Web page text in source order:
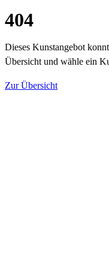
404
Dieses Kunstangebot
Übersicht und wähle ein
Zur Übersicht